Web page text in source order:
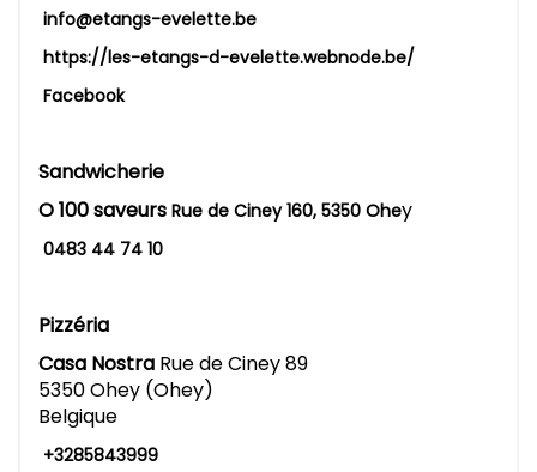
info@etangs-evelette.be
https://les-etangs-d-evelette.webnode.be/
Facebook
Sandwicherie
O 100 saveurs Rue de Ciney 160, 5350 Ohey
0483 44 74 10
Pizzéria
Casa Nostra Rue de Ciney 89
5350 Ohey (Ohey)
Belgique
+3285843999